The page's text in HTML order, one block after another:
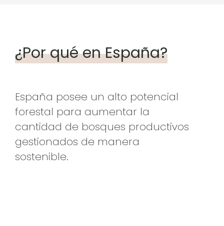
¿Por qué en España?
España posee un alto potencial
forestal para aumentar la
cantidad de bosques productivos
gestionados de manera
sostenible.